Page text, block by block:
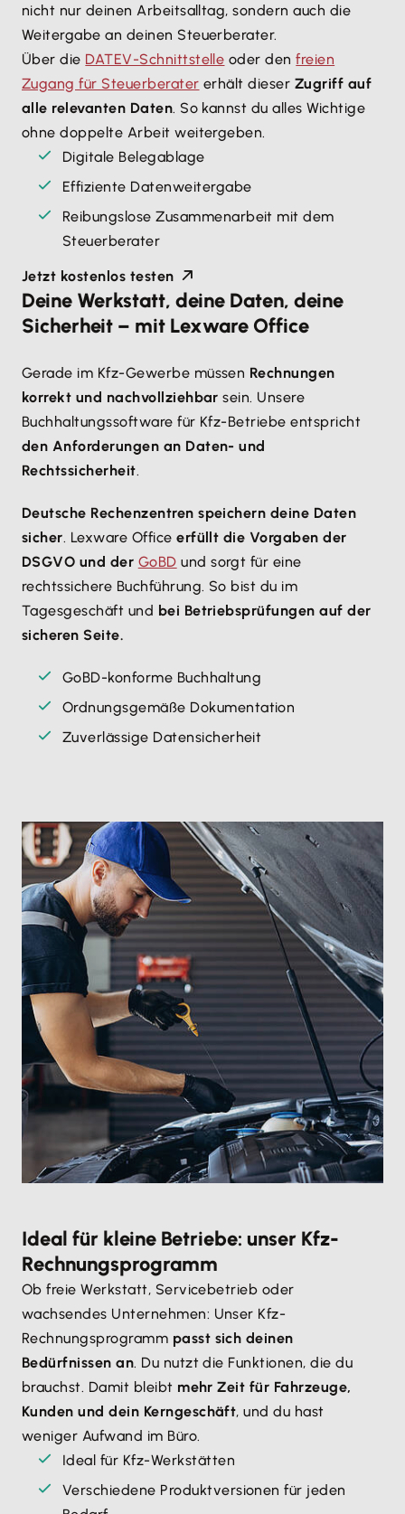
nicht nur deinen Arbeitsalltag, sondern auch die
Weitergabe an deinen Steuerberater.
Über die DATEV-Schnittstelle oder denfreien
Zugang für Steuerberater erhält dieser Zugriff auf
alle relevanten Daten. So kannst du alles Wichtige
ohne doppelte Arbeit weitergeben.
Digitale Belegablage
Effiziente Datenweitergabe
Reibungslose Zusammenarbeit mit dem
Steuerberater
Jetzt kostenlos testen
Deine Werkstatt, deine Daten, deine
Sicherheit – mit Lexware Office
Gerade im Kfz-Gewerbe müssen Rechnungen
korrekt und nachvollziehbar sein. Unsere
Buchhaltungssoftware für Kfz-Betriebe entspricht
den Anforderungen an Daten- und
Rechtssicherheit.
Deutsche Rechenzentren speichern deine Daten
sicher. Lexware Officeerfüllt die Vorgaben der
DSGVO und der GoBD und sorgt für eine
rechtssichere Buchführung. So bist du im
Tagesgeschäft und bei Betriebsprüfungen auf der
sicheren Seite.
GoBD-konforme Buchhaltung
Ordnungsgemäße Dokumentation
Zuverlässige Datensicherheit
Ideal für kleine Betriebe: unser Kfz-
Rechnungsprogramm
Ob freie Werkstatt, Servicebetrieb oder
wachsendes Unternehmen: Unser Kfz-
Rechnungsprogramm passt sich deinen
Bedürfnissen an. Du nutzt die Funktionen, die du
brauchst. Damit bleibt mehr Zeit für Fahrzeuge,
Kunden und dein Kerngeschäft, und du hast
weniger Aufwand im Büro.
Ideal für Kfz-Werkstätten
Verschiedene Produktversionen für jeden